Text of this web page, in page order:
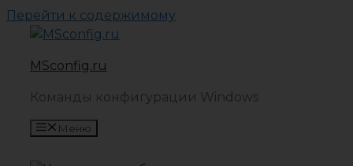
Перейти к содержимому
MSconfig.ru
Команды конфигурации Windows
Меню